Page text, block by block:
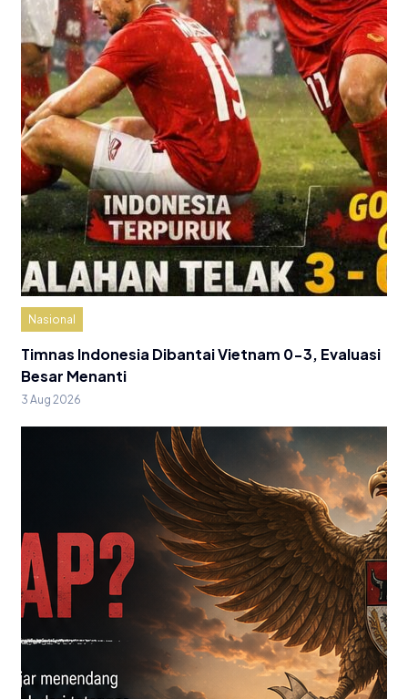
Nasional
Timnas Indonesia Dibantai Vietnam 0-3, Evaluasi
Besar Menanti
3 Aug 2026